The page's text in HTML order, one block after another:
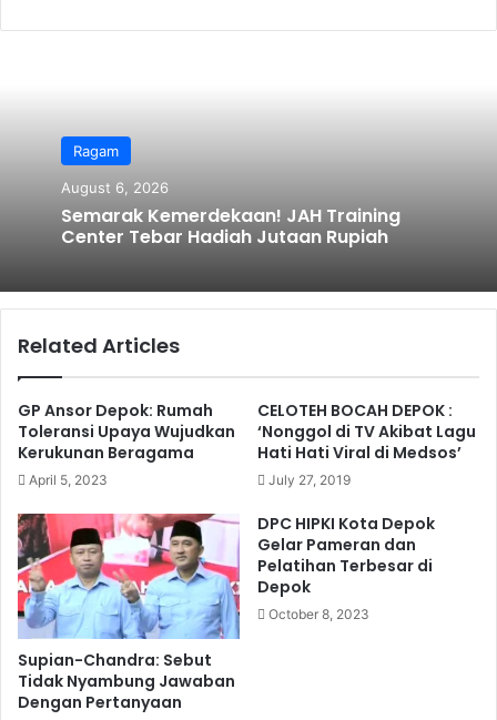
k
Ragam
August 6, 2026
Semarak Kemerdekaan! JAH Training
Center Tebar Hadiah Jutaan Rupiah
Related Articles
GP Ansor Depok: Rumah
Toleransi Upaya Wujudkan
Kerukunan Beragama
April 5, 2023
CELOTEH BOCAH DEPOK :
‘Nonggol di TV Akibat Lagu
Hati Hati Viral di Medsos’
July 27, 2019
Supian-Chandra: Sebut
Tidak Nyambung Jawaban
Dengan Pertanyaan
DPC HIPKI Kota Depok
Gelar Pameran dan
Pelatihan Terbesar di
Depok
October 8, 2023